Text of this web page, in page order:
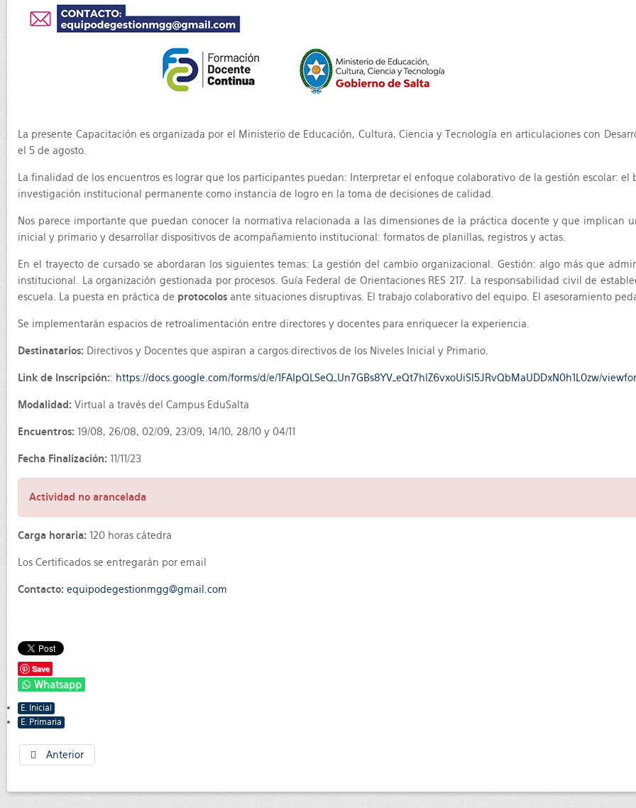
La presente Capacitación es organizada por el Ministerio de Educación, Cultura, Ciencia y Tecnología en articulaciones con
el 5 de agosto.
La finalidad de los encuentros es lograr que los participantes puedan: Interpretar el enfoque colaborativo de la gestión escolar:
investigación institucional permanente como instancia de logro en la toma de decisiones de calidad.
Nos parece importante que puedan conocer la normativa relacionada a las dimensiones de la práctica docente y que implican
inicial y primario y desarrollar dispositivos de acompañamiento institucional: formatos de planillas, registros y actas.
En el trayecto de cursado se abordaran los siguientes temas: La gestión del cambio organizacional. Gestión: algo más que
institucional. La organización gestionada por procesos. Guía Federal de Orientaciones RES 217. La responsabilidad civil de
escuela. La puesta en práctica de protocolos ante situaciones disruptivas. El trabajo colaborativo del equipo. El asesoramiento
Se implementarán espacios de retroalimentación entre directores y docentes para enriquecer la experiencia.
Destinatarios: Directivos y Docentes que aspiran a cargos directivos de los Niveles Inicial y Primario.
Link de Inscripción:: https://docs.google.com/forms/d/e/1FAIpQLSeQ_Un7GBs8YV_eQt7hlZ6vxoUiSl5JRvQbMaUDDxN0h1L0zw/
Modalidad: Virtual a través del Campus EduSalta
Encuentros: 19/08, 26/08, 02/09, 23/09, 14/10, 28/10 y 04/11
Fecha Finalización: 11/11/23
Actividad no arancelada
Carga horaria: 120 horas cátedra
Los Certificados se entregarán por email
Contacto: equipodegestionmgg@gmail.com
Save
Whatsapp
E. Inicial
E. Primaria
Anterior